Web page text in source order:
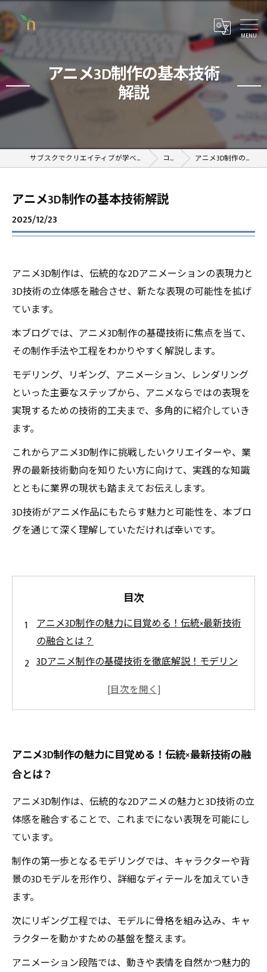
アニメ3D制作の基本技術
解説
サブスクでクリエイティブが学べるオンラインスクール コラム アニメ3D制作の基本技術解説
アニメ3D制作の基本技術解説
2025/12/23
アニメ3D制作は、伝統的な2Dアニメーションの表現力と
3D技術の立体感を融合させ、新たな表現の可能性を拡げ
ています。
本ブログでは、アニメ3D制作の基礎技術に焦点を当て、
その制作手法や工程をわかりやすく解説します。
モデリング、リギング、アニメーション、レンダリング
といった主要なステップから、アニメならではの表現を
実現するための技術的工夫まで、多角的に紹介していき
ます。
これからアニメ3D制作に挑戦したいクリエイターや、業
界の最新技術動向を知りたい方に向けて、実践的な知識
とともに業界の現状も踏まえてお伝えします。
3D技術がアニメ作品にもたらす魅力と可能性を、本ブロ
グを通じて深く理解していただければ幸いです。
目次
アニメ3D制作の魅力に目覚める！伝統×最新技術
の融合とは？
3Dアニメ制作の基礎技術を徹底解説！モデリン
アニメならではの表現を実現する！アニメ3D制
メ制作の完成度を高める方法
初心者でも挑戦可能！アニメ3D制作を始めるた
めの実践的ステップガイド
3D技術が変えるアニメ業界の未来とは？最新ト
レンドと可能性を探る
アニメ3D制作の基本技術をマスターして、新た
な表現世界を創造しよう！
アニメ3D制作の魅力に目覚める！伝統×最新技術の融
合とは？
アニメ3D制作は、伝統的な2Dアニメの魅力と3D技術の立
体感を融合することで、これまでにない表現を可能にし
ています。
制作の第一歩となるモデリングでは、キャラクターや背
景の3Dモデルを形作り、詳細なディテールを加えていき
ます。
次にリギング工程では、モデルに骨格を組み込み、キャ
ラクターを動かすための基盤を整えます。
アニメーション段階では、動きや表情を自然かつ魅力的